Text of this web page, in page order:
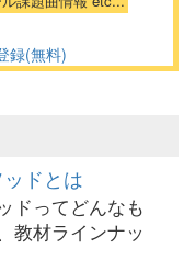
録(無料)
ドとは
ドってどんなも
教材ラインナッ